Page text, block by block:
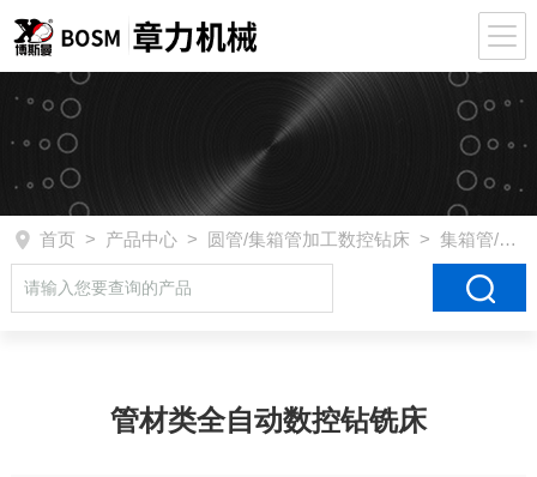
首页 > 产品中心> 圆管/集箱管加工数控钻床 > 集箱管/圆管数控钻孔钻床
管材类全自动数控钻铣床